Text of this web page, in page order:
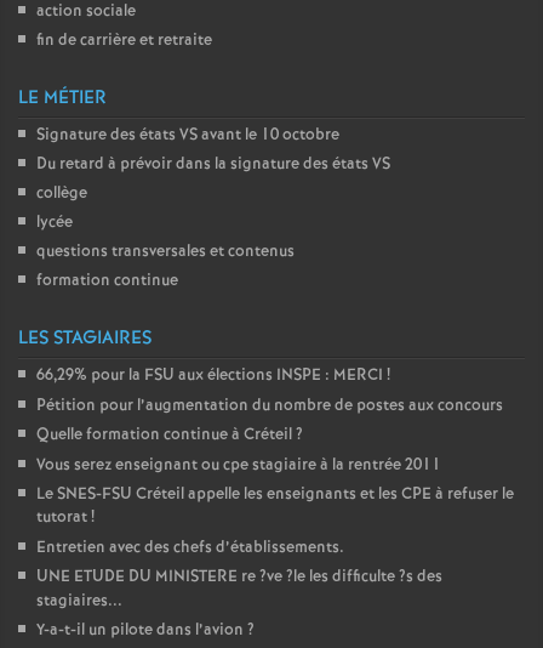
action sociale
fin de carrière et retraite
LE MÉTIER
Signature des états VSavant le 10 octobre
Du retard à prévoir dans la signature des états VS
collège
lycée
questions transversales et contenus
formation continue
LES STAGIAIRES
66,29% pour la FSU aux élections INSPE : MERCI !
Pétition pour l’augmentation du nombre de postes aux concours
Quelle formation continue à Créteil?
Vous serez enseignant ou cpe stagiaire à la rentrée 2011
LeSNES-FSU Créteil appelle les enseignants et les CPE à refuser le
tutorat!
Entretien avec des chefs d’établissements.
UNE ETUDE DU MINISTERE re?ve?le les difficulte?s des
stagiaires...
Y-a-t-il un pilote dans l’avion ?